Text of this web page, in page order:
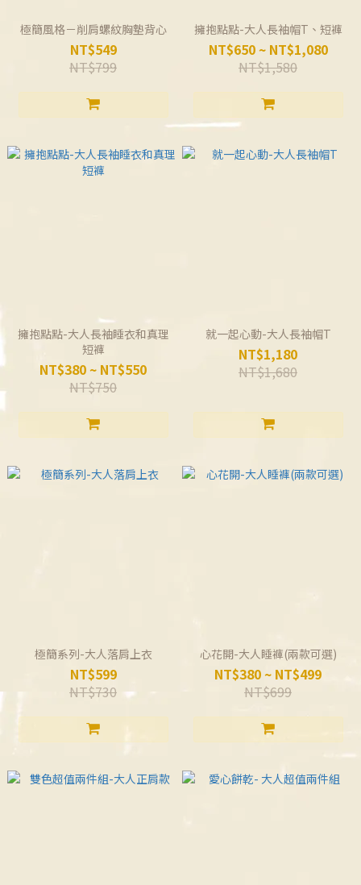
極簡風格－削肩螺紋胸墊背心
NT$549
NT$799
擁抱點點-大人長袖帽T、短褲
NT$650 ~ NT$1,080
NT$1,580
擁抱點點-大人長袖睡衣和真理
短褲
NT$380 ~ NT$550
NT$750
就一起心動-大人長袖帽T
NT$1,180
NT$1,680
極簡系列-大人落肩上衣
NT$599
NT$730
心花開-大人睡褲(兩款可選)
NT$380 ~ NT$499
NT$699